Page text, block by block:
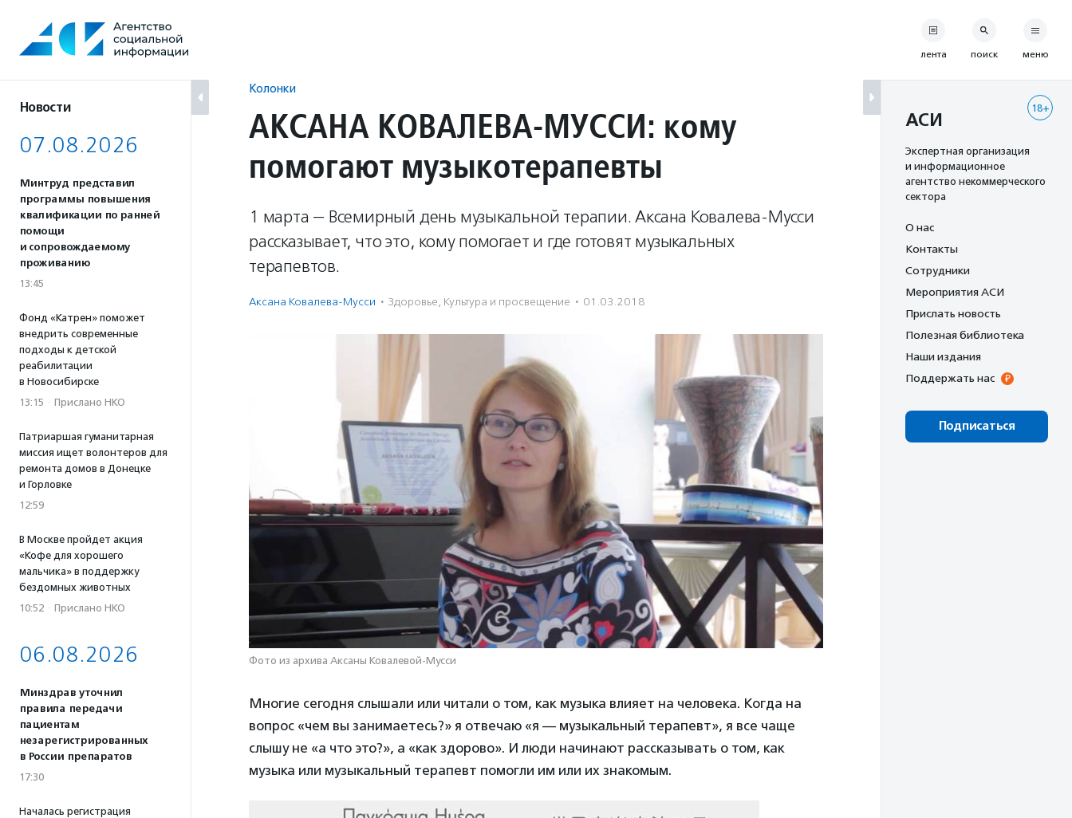
содержанию
Новости
07.08.2026
Минтруд представил
программы повышения
квалификации по ранней
помощи
и сопровождаемому
проживанию
13:45
Фонд «Катрен» поможет
внедрить современные
подходы к детской
реабилитации
в Новосибирске
13:15 · Прислано НКО
Патриаршая гуманитарная
миссия ищет волонтеров для
ремонта домов в Донецке
и Горловке
12:59
В Москве пройдет акция
«Кофе для хорошего
мальчика» в поддержку
бездомных животных
10:52 · Прислано НКО
06.08.2026
Минздрав уточнил
правила передачи
пациентам
незарегистрированных
в России препаратов
17:30
Началась регистрация
Колонки
АКСАНА КОВАЛЕВА-МУССИ: кому
помогают музыкотерапевты
1 марта — Всемирный день музыкальной терапии. Аксана Ковалева-Мусси
рассказывает, что это, кому помогает и где готовят музыкальных
терапевтов.
Аксана Ковалева-Мусси · Здоровье, Культура и просвещение · 01.03.2018
Фото из архива Аксаны Ковалевой-Мусси
Многие сегодня слышали или читали о том, как музыка влияет на человека. Когда на
вопрос «чем вы занимаетесь?» я отвечаю «я — музыкальный терапевт», я все чаще
слышу не «а что это?», а «как здорово». И люди начинают рассказывать о том, как
музыка или музыкальный терапевт помогли им или их знакомым.
лента поиск меню
18+
АСИ
Экспертная организация
и информационное
агентство некоммерческого
сектора
О нас
Контакты
Сотрудники
Мероприятия АСИ
Прислать новость
Полезная библиотека
Наши издания
Поддержать нас
Подписаться